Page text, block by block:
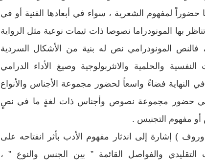
حضوراً لمفهوم الشعرية ، سواء في أبعادها الفنية أو في
بها المونودراما نصوصا ذات ثيمات نوعية مثل الرواية
، فالنص المونودرامي نص له بنية من الأشكال السردية
والحلمية والانثربولوجية وصيغ الأداء الدرامي
النهاية فضاءً واسعاً لحضور مجموعة الأجناس والأنواع
هي حضور مجموعة نصوص وأجناس ذات لغةٍ ما في نصٍ
أو مفهوم التجنيس .
) إشارة إلى اندثار مفهوم الأدب بأثر انفتاحه على
والفواصل القائمة ” بين الجنس والنوع ” ،